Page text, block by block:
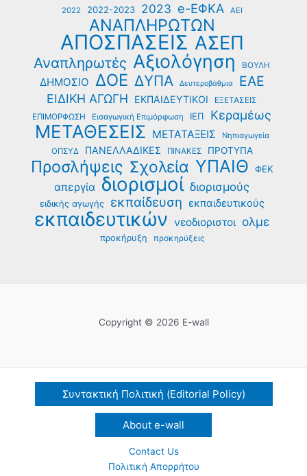
2022 2022-2023 2023 e-ΕΦΚΑ ΑΕΙ
ΑΝΑΠΛΗΡΩΤΩΝ
ΑΠΟΣΠΑΣΕΙΣ ΑΣΕΠ
Αναπληρωτές Αξιολόγηση ΒΟΥΛΗ
ΔΗΜΟΣΙΟ ΔΟΕ ΔΥΠΑ Δευτεροβάθμια ΕΑΕ
ΕΙΔΙΚΗ ΑΓΩΓΗ ΕΚΠΑΙΔΕΥΤΙΚΟΙ ΕΞΕΤΑΣΕΙΣ
ΕΠΙΜΟΡΦΩΣΗ Εισαγωγική Επιμόρφωση ΙΕΠ Κεραμέως
ΜΕΤΑΘΕΣΕΙΣ ΜΕΤΑΤΑΞΕΙΣ
Νηπιαγωγεία
ΟΠΣΥΔ
ΠΑΝΕΛΛΑΔΙΚΕΣ ΠΙΝΑΚΕΣ ΠΡΟΤΥΠΑ
Προσλήψεις Σχολεία ΥΠΑΙΘ ΦΕΚ
απεργία διορισμοί διορισμούς
ειδικής αγωγής εκπαίδευση εκπαιδευτικούς
εκπαιδευτικών νεοδιοριστοι ολμε
προκήρυξη προκηρύξεις
Copyright © 2026 E-wall
Συντακτική Πολιτική (Editorial Policy)
About e-wall
Contact Us
Πολιτική Απορρήτου